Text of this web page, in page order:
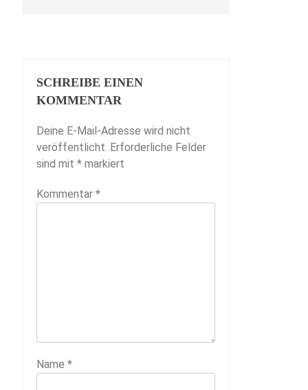
SCHREIBE EINEN
KOMMENTAR
Deine E-Mail-Adresse wird nicht
veröffentlicht. Erforderliche Felder
sind mit * markiert
Kommentar *
Name *